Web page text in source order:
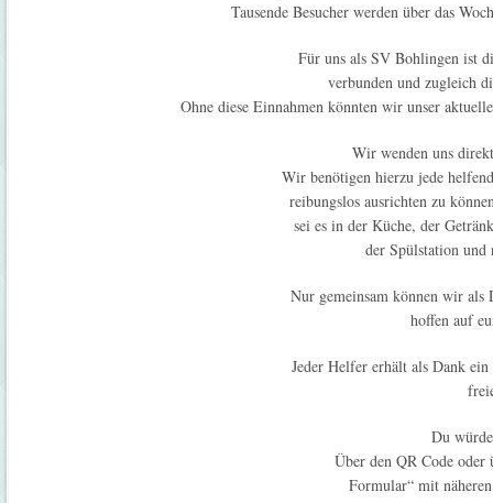
Tausende Besucher werden über das
Für uns als SV Bohlingen ist
verbunden und zugleich
Ohne diese Einnahmen könnten wir unser
Wir wenden uns
Wir benötigen hierzu jede
reibungslos ausrichten zu
sei es in der Küche, der
der Spülstation
Nur gemeinsam können wir als
hoffen auf
Jeder Helfer erhält als Dank
Du
Über den QR Code
Formular“ mit